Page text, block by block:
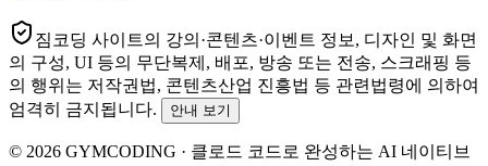
짐코딩 사이트의 강의·콘텐츠·이벤트 정보, 디자인 및 화면
의 구성, UI 등의 무단복제, 배포, 방송 또는 전송, 스크래핑 등
의 행위는 저작권법, 콘텐츠산업 진흥법 등 관련법령에 의하여
엄격히 금지됩니다.
안내 보기
© 2026 GYMCODING · 클로드 코드로 완성하는 AI 네이티브